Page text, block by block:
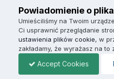
Powiadomienie o
Umieściliśmy na Twoim
Ci usprawnić przeglądanie
ustawienia plików cookie, w
zakładamy, że wyrażasz na to
Accept Cookies